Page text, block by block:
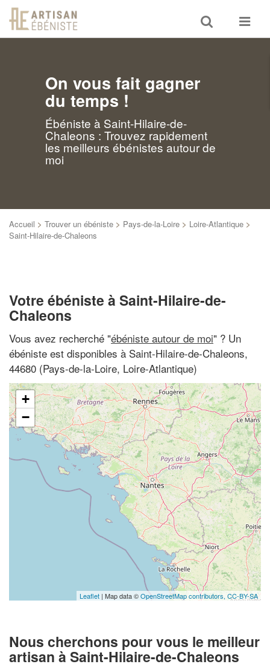
Toggle
search
Toggle
On vous fait gagner
du temps !
Ébéniste à Saint-Hilaire-de-
Chaleons : Trouvez rapidement
les meilleurs ébénistes autour de
moi
Accueil > Trouver un ébéniste > Pays-de-la-Loire > Loire-Atlantique >
Saint-Hilaire-de-Chaleons
Votre ébéniste à Saint-Hilaire-de-
Chaleons
Vous avez recherché "ébéniste autour de moi" ? Un
ébéniste est disponibles à Saint-Hilaire-de-Chaleons,
44680 (Pays-de-la-Loire, Loire-Atlantique)
+
−
Leaflet | Map data ©OpenStreetMap contributors, CC-BY-SA
Nous cherchons pour vous le meilleur
artisan à Saint-Hilaire-de-Chaleons